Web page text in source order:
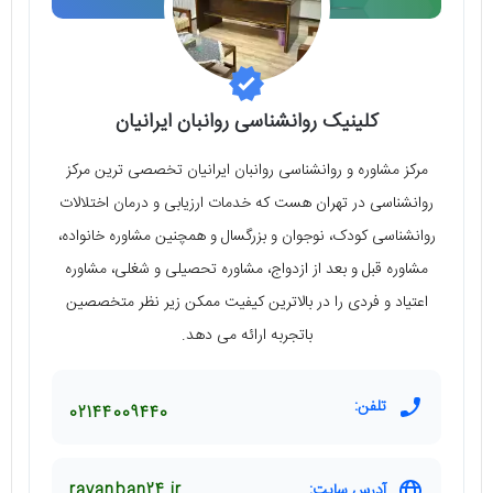
کلینیک روانشناسی روانبان ایرانیان
مرکز مشاوره و روانشناسی روانبان ایرانیان تخصصی ترین مرکز
روانشناسی در تهران هست که خدمات ارزیابی و درمان اختلالات
روانشناسی کودک، نوجوان و بزرگسال و همچنین مشاوره خانواده،
مشاوره قبل و بعد از ازدواج، مشاوره تحصیلی و شغلی، مشاوره
اعتیاد و فردی را در بالاترین کیفیت ممکن زیر نظر متخصصین
باتجربه ارائه می دهد.
تلفن: 02144009440